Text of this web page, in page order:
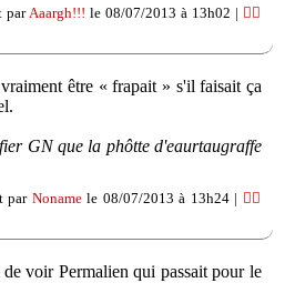
parAaargh!!! le 08/07/2013 à 13h02 | 👍🏽
être « frapait » s'il faisait ça
GN que la phôtte d'eaurtaugraffe
par Nonamele 08/07/2013 à 13h24 | 👍🏽
voir Permalien qui passait pour le